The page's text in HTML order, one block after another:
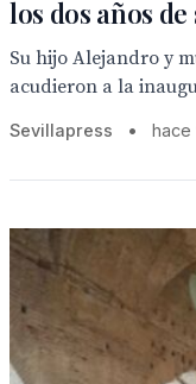
los dos años
Su hijo Alejandro y
acudieron a la
Sevillapress • hace